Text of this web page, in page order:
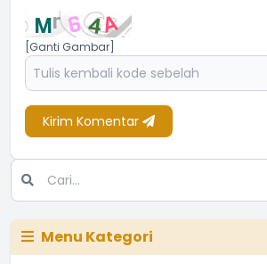
[Ganti Gambar]
Kirim Komentar
Menu Kategori